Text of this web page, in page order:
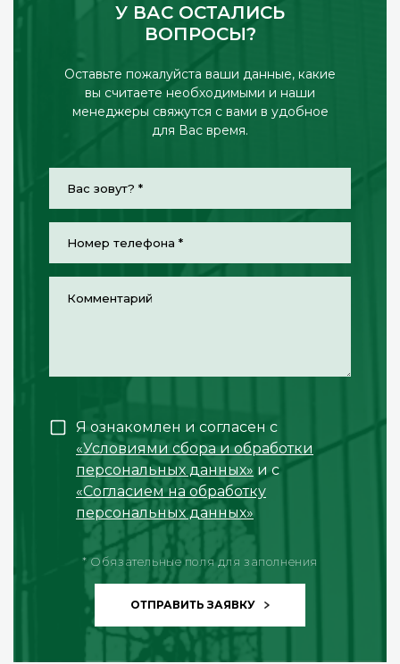
У ВАС ОСТАЛИСЬ
ВОПРОСЫ?
Оставьте пожалуйста ваши данные, какие
вы считаете необходимыми и наши
менеджеры свяжутся с вами в удобное
для Вас время.
Я ознакомлен и согласен с
«Условиями сбора и обработки
персональных данных» и с
«Согласием на обработку
персональных данных»
* Обязательные поля для заполнения
ОТПРАВИТЬ ЗАЯВКУ